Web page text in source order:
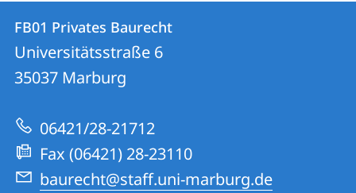
Kontakt
und
Informationen
zur
Website
Kontaktinformationen
FB01
Privates
Baurecht
FB01 Privates Baurecht
Universitätsstraße 6
35037 Marburg
06421/28-21712
Fax (06421) 28-23110
baurecht@staff.uni-marburg.de